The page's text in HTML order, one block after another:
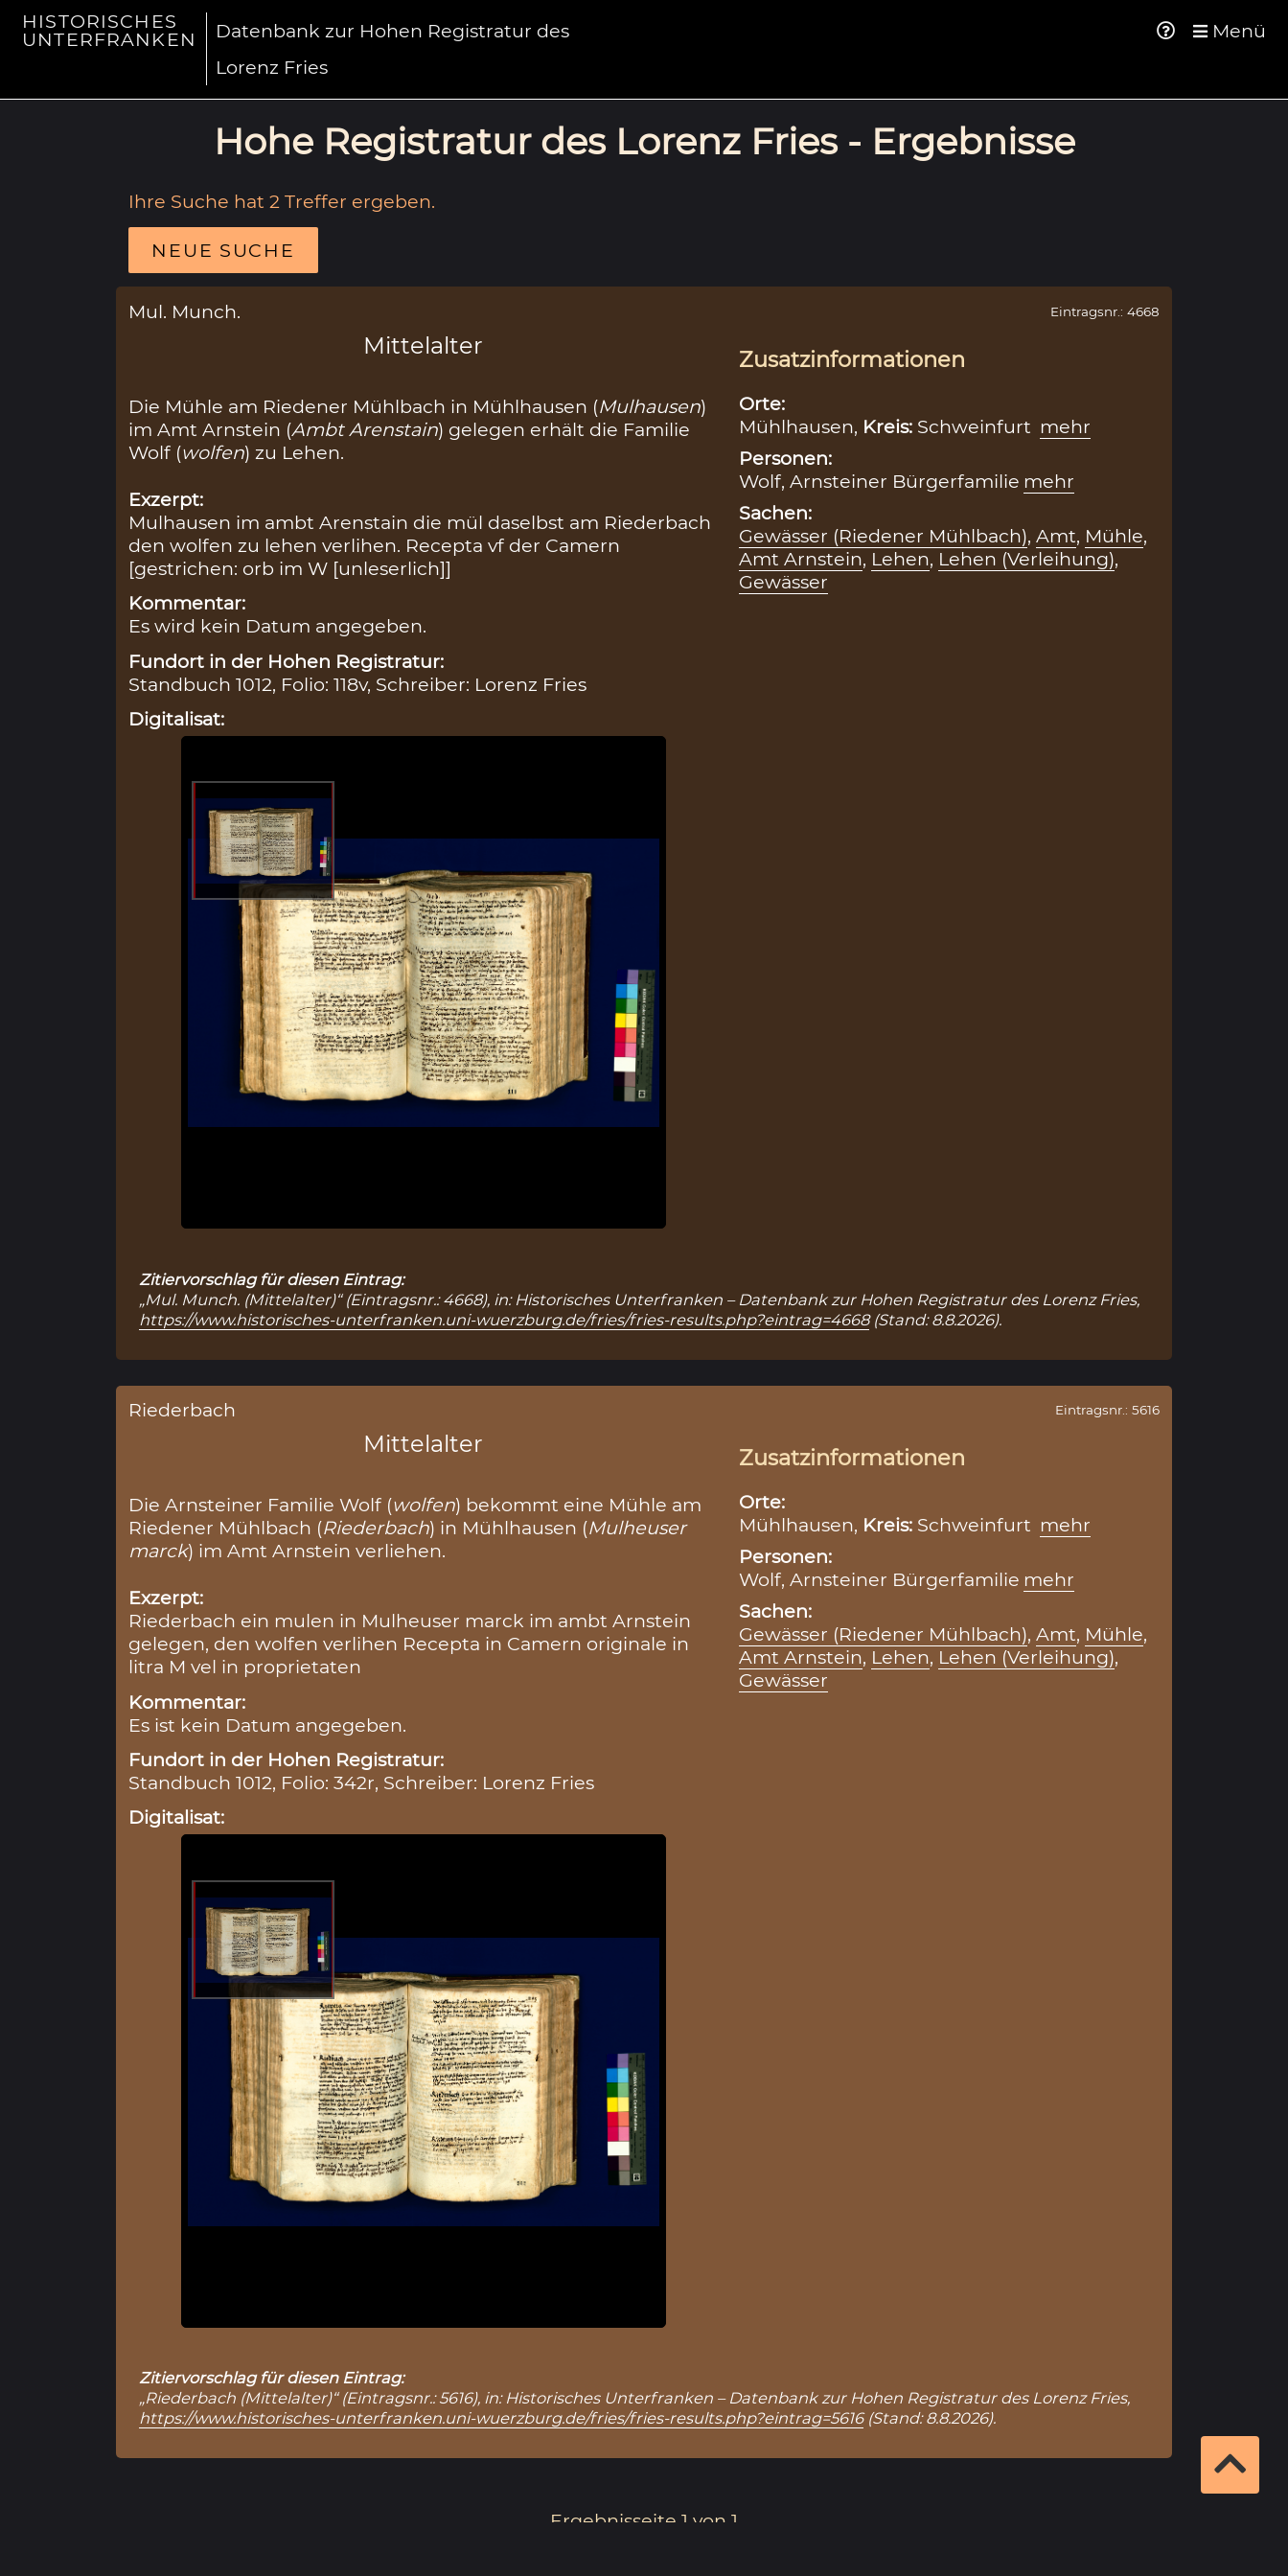
HISTORISCHES
UNTERFRANKEN
Datenbank zur Hohen Registratur des
Lorenz Fries
Menü
Hohe Registratur des Lorenz Fries - Ergebnisse
Ihre Suche hat 2 Treffer ergeben.
NEUE SUCHE
Mul. Munch.
Mittelalter
Die Mühle am Riedener Mühlbach in Mühlhausen (Mulhausen)
im Amt Arnstein (Ambt Arenstain) gelegen erhält die Familie
Wolf (wolfen) zu Lehen.
Exzerpt:
Mulhausen im ambt Arenstain die mül daselbst am Riederbach
den wolfen zu lehen verlihen. Recepta vf der Camern
[gestrichen: orb im W [unleserlich]]
Kommentar:
Es wird kein Datum angegeben.
Fundort in der Hohen Registratur:
Standbuch 1012, Folio: 118v, Schreiber: Lorenz Fries
Digitalisat:
Eintragsnr.: 4668
Zusatzinformationen
Orte:
Mühlhausen, Kreis: Schweinfurt mehr
Personen:
Wolf, Arnsteiner Bürgerfamilie mehr
Sachen:
Gewässer (Riedener Mühlbach), Amt, Mühle,
Amt Arnstein, Lehen, Lehen (Verleihung),
Gewässer
Zitiervorschlag für diesen Eintrag:
„Mul. Munch. (Mittelalter)“ (Eintragsnr.: 4668), in: Historisches Unterfranken – Datenbank zur Hohen Registratur des Lorenz Fries,
https://www.historisches-unterfranken.uni-wuerzburg.de/fries/fries-results.php?eintrag=4668(Stand: 8.8.2026).
Riederbach
Mittelalter
Die Arnsteiner Familie Wolf (wolfen) bekommt eine Mühle am
Riedener Mühlbach (Riederbach) in Mühlhausen (Mulheuser
marck) im Amt Arnstein verliehen.
Exzerpt:
Riederbach ein mulen in Mulheuser marck im ambt Arnstein
gelegen, den wolfen verlihen Recepta in Camern originale in
litra M vel in proprietaten
Kommentar:
Es ist kein Datum angegeben.
Fundort in der Hohen Registratur:
Standbuch 1012, Folio: 342r, Schreiber: Lorenz Fries
Digitalisat:
Eintragsnr.: 5616
Zusatzinformationen
Orte:
Mühlhausen, Kreis: Schweinfurt mehr
Personen:
Wolf, Arnsteiner Bürgerfamilie mehr
Sachen:
Gewässer (Riedener Mühlbach), Amt, Mühle,
Amt Arnstein, Lehen, Lehen (Verleihung),
Gewässer
Zitiervorschlag für diesen Eintrag:
„Riederbach (Mittelalter)“ (Eintragsnr.: 5616), in: Historisches Unterfranken – Datenbank zur Hohen Registratur des Lorenz Fries,
https://www.historisches-unterfranken.uni-wuerzburg.de/fries/fries-results.php?eintrag=5616(Stand: 8.8.2026).
Ergebnisseite 1 von 1